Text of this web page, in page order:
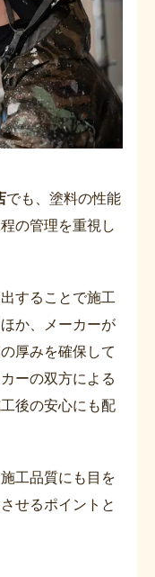
でも、塗料の性能
の管理を重視し
することで施工
か、メーカーが
厚みを確保して
ーの双方による
後の安心にも配
工品質にも目を
せるポイントと